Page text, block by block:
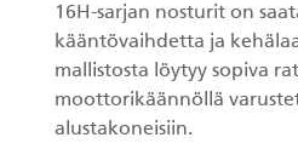
16H-sarjan nosturit on
kääntövaihdetta ja
mallistosta löytyy sopiva
moottorikäännöllä
alustakoneisiin.